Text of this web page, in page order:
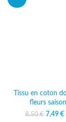
Tissu en coton
fleurs
8,50€
Le
7,49 €